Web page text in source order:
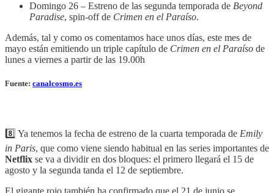
Domingo 26 – Estreno de las segunda temporada de Beyond
Paradise, spin-off de Crimen en el Paraíso.
Además, tal y como os comentamos hace unos días, este mes de
mayo están emitiendo un triple capítulo de Crimen en el Paraíso de
lunes a viernes a partir de las 19.00h
Fuente: canalcosmo.es
8️⃣ Ya tenemos la fecha de estreno de la cuarta temporada de Emily
in Paris, que como viene siendo habitual en las series importantes de
Netflix se va a dividir en dos bloques: el primero llegará el 15 de
agosto y la segunda tanda el 12 de septiembre.